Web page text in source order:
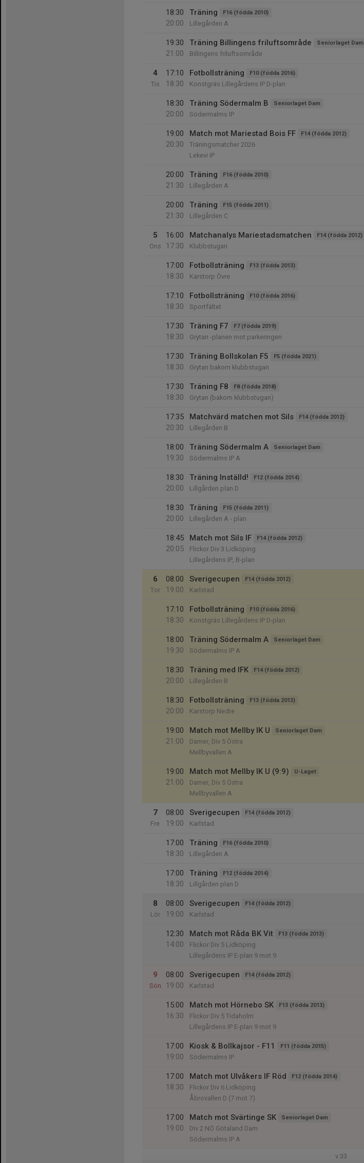
18:30
20:00
Träning F16 (födda 2010)
Lillegården A
19:30
21:00
Träning Billingens friluftsområde Seniorlaget Dam
Billingens friluftsområde
4
Tis
17:10
18:30
Fotbollsträning F10 (födda 2016)
Konstgräs Lillegårdens IP D-plan
18:30
20:00
Träning Södermalm B Seniorlaget Dam
Södermalms IP
19:00
20:30
Match mot Mariestad Bois FF F14 (födda 2012)
Träningsmatcher 2026
Lekevi IP
20:00
21:30
Träning F16 (födda 2010)
Lillegården A
20:00
21:30
Träning F15 (födda 2011)
Lillegården C
5
Ons
16:00
17:30
Matchanalys Mariestadsmatchen F14 (födda 2012)
Klubbstugan
17:00
18:30
Fotbollsträning F13 (födda 2013)
Karstorp Övre
17:10
18:30
Fotbollsträning F10 (födda 2016)
Sportfältet
17:30
18:30
Träning F7 F7 (födda 2019)
Grytan -planen mot parkeringen
17:30
18:30
Träning Bollskolan F5 F5 (födda 2021)
Grytan bakom klubbstugan
17:30
18:30
Träning F8 F8 (födda 2018)
Grytan (bakom klubbstugan)
17:35
20:30
Matchvärd matchen mot Sils F14 (födda 2012)
Lillegården B
18:00
19:30
Träning Södermalm A Seniorlaget Dam
Södermalms IP A
18:30
20:00
Träning Inställd! F12 (födda 2014)
Lillgården plan D
18:30
20:00
Träning F15 (födda 2011)
Lillegården A - plan
18:45
20:05
Match mot Sils IF F14 (födda 2012)
Flickor Div 3 Lidköping
Lillegårdens IP, B-plan
6
Tor
08:00
19:00
Sverigecupen F14 (födda 2012)
Karlstad
17:10
18:30
Fotbollsträning F10 (födda 2016)
Konstgräs Lillegårdens IP D-plan
18:00
19:30
Träning Södermalm A Seniorlaget Dam
Södermalms IP A
18:30
20:00
Träning med IFK F14 (födda 2012)
Lillegården B
18:30
20:00
Fotbollsträning F13 (födda 2013)
Karstorp Nedre
19:00
21:00
Match mot Mellby IK U Seniorlaget Dam
Damer, Div 5 Östra
Mellbyvallen A
19:00
21:00
Match mot Mellby IK U (9:9) U-Laget
Damer, Div 5 Östra
Mellbyvallen A
7
Fre
08:00
19:00
Sverigecupen F14 (födda 2012)
Karlstad
17:00
18:30
Träning F16 (födda 2010)
Lillegården A
17:00
18:30
Träning F12 (födda 2014)
Lillgården plan D
8
Lör
08:00
19:00
Sverigecupen F14 (födda 2012)
Karlstad
12:30
14:00
Match mot Råda BK Vit F13 (födda 2013)
Flickor Div 5 Lidköping
Lillegårdens IP E-plan 9 mot 9
9
Sön
08:00
19:00
Sverigecupen F14 (födda 2012)
Karlstad
15:00
16:30
Match mot Hörnebo SK F13 (födda 2013)
Flickor Div 5 Tidaholm
Lillegårdens IP E-plan 9 mot 9
17:00
19:00
Kiosk & Bollkajsor - F11 F11 (födda 2015)
Södermalms IP
17:00
18:30
Match mot Ulvåkers IF Röd F12 (födda 2014)
Flickor Div 6 Lidköping
Åbrovallen D (7 mot 7)
17:00
19:00
Match mot Svärtinge SK Seniorlaget Dam
Div 2 NÖ Götaland Dam
Södermalms IP A
v.33